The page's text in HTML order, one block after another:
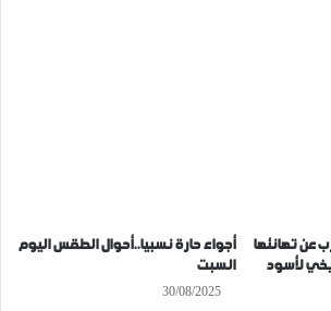
عن تهانئها
لأسود
أجواء حارة نسبيا..أحوال الطقس اليوم
السبت
30/08/2025